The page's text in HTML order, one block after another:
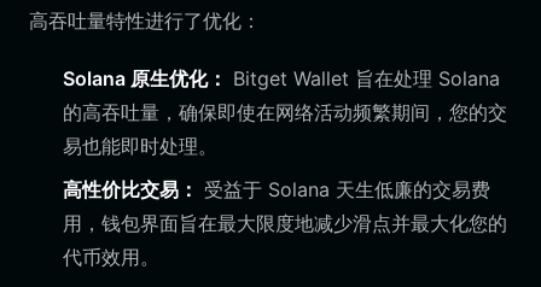
高吞吐量特性进行了优化：
Solana 原生优化： Bitget Wallet 旨在处理 Solana
的高吞吐量，确保即使在网络活动频繁期间，您的交
易也能即时处理。
高性价比交易： 受益于 Solana 天生低廉的交易费
用，钱包界面旨在最大限度地减少滑点并最大化您的
代币效用。